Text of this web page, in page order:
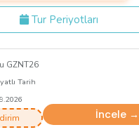
Tur Periyotları
GZNT26
Tarih
İncele →